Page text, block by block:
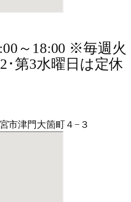
～18:00 ※毎週火
･第3水曜日は定休
市津門大箇町４−３